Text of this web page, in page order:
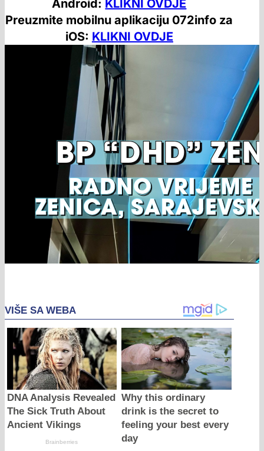
Android: KLIKNI OVDJE
Preuzmite mobilnu aplikaciju 072info za
iOS: KLIKNI OVDJE